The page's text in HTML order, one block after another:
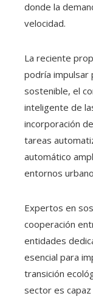
donde la
velocidad.
La reciente
podría impulsar
sostenible, el
inteligente de
incorporación
tareas
automático
entornos
Expertos en
cooperación
entidades
esencial para
transición
sector es